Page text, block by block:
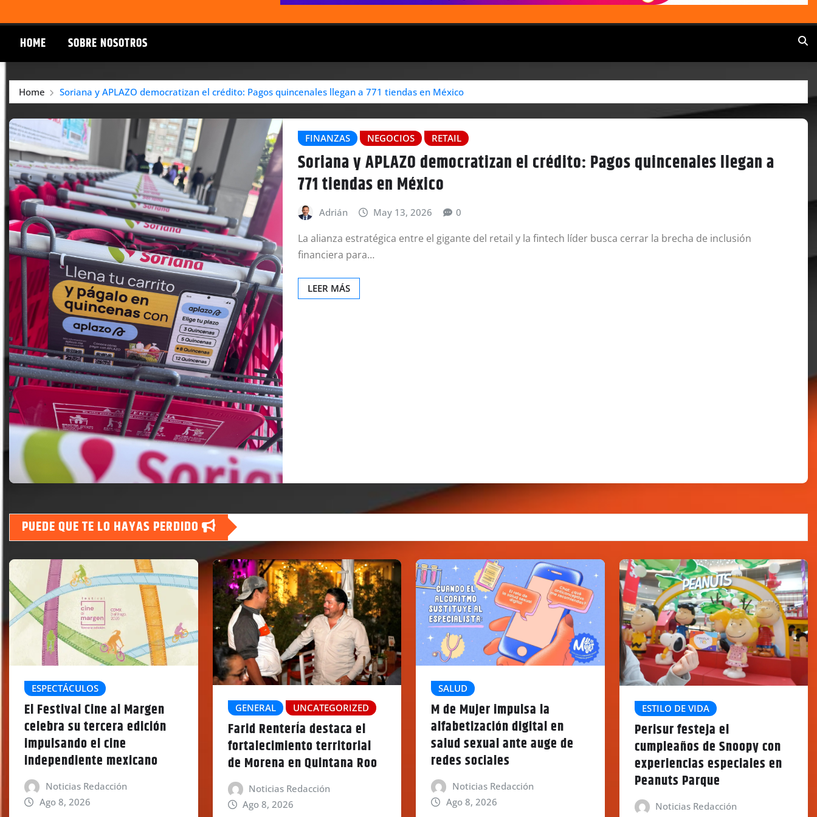
HOME SOBRE NOSOTROS
Home Soriana y APLAZO democratizan el crédito: Pagos quincenales llegan a 771 tiendas en México
FINANZAS NEGOCIOS RETAIL
Soriana y APLAZO democratizan el crédito: Pagos quincenales llegan a
771 tiendas en México
Adrián May 13, 2026 0
La alianza estratégica entre el gigante del retail y la fintech líder busca cerrar la brecha de inclusión
financiera para…
LEER MÁS
PUEDE QUE TE LO HAYAS PERDIDO
ESPECTÁCULOS
El Festival Cine al Margen
celebra su tercera edición
impulsando el cine
independiente mexicano
Noticias Redacción
Ago 8, 2026
GENERAL UNCATEGORIZED
Farid RenterÍa destaca el
fortalecimiento territorial
de Morena en Quintana Roo
Noticias Redacción
Ago 8, 2026
SALUD
M de Mujer impulsa la
alfabetización digital en
salud sexual ante auge de
redes sociales
Noticias Redacción
Ago 8, 2026
ESTILO DE VIDA
Perisur festeja el
cumpleaños de Snoopy con
experiencias especiales en
Peanuts Parque
Noticias Redacción